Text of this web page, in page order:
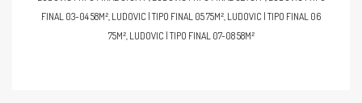
FINAL 03-04 58M², LUDOVIC | TIPO FINAL 05 75M², LUDOVIC | TIPO FINAL 06
75M², LUDOVIC | TIPO FINAL 07-08 58M²